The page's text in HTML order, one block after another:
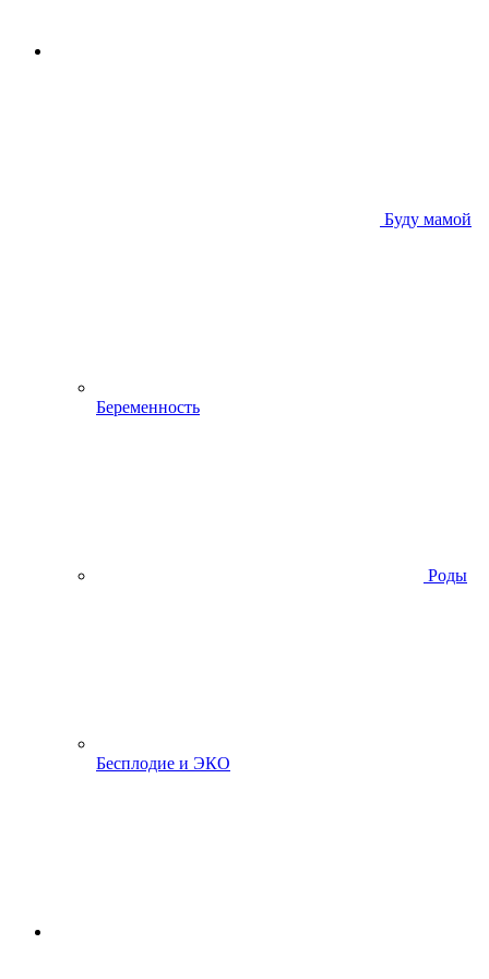
Буду мамой
Беременность
Роды
Бесплодие и ЭКО